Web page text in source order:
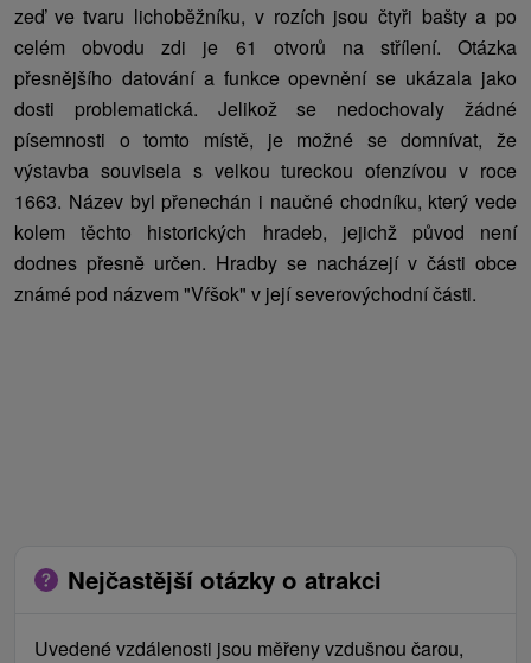
zeď ve tvaru lichoběžníku, v rozích jsou čtyři bašty a po
celém obvodu zdi je 61 otvorů na střílení. Otázka
přesnějšího datování a funkce opevnění se ukázala jako
dosti problematická. Jelikož se nedochovaly žádné
písemnosti o tomto místě, je možné se domnívat, že
výstavba souvisela s velkou tureckou ofenzívou v roce
1663. Název byl přenechán i naučné chodníku, který vede
kolem těchto historických hradeb, jejichž původ není
dodnes přesně určen. Hradby se nacházejí v části obce
známé pod názvem "Vŕšok" v její severovýchodní části.
Nejčastější otázky o atrakci
Uvedené vzdálenosti jsou měřeny vzdušnou čarou,